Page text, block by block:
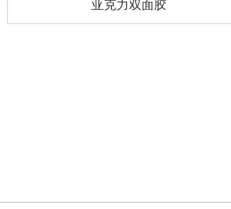
亚克力双面胶